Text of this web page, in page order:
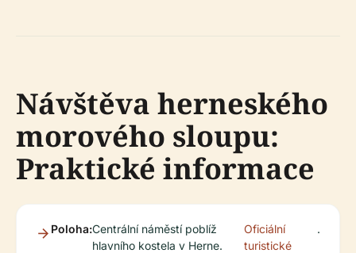
Návštěva herneského
morového sloupu:
Praktické informace
Poloha:Centrální náměstí poblíž
hlavního kostela v Herne.
Oficiální
turistické
.